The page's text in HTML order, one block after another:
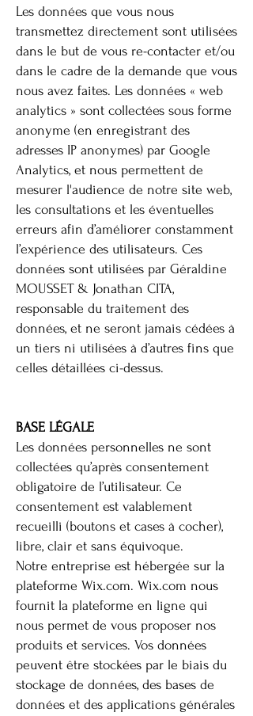
Les données que vous nous
transmettez directement sont utilisées
dans le but de vous re-contacter et/ou
dans le cadre de la demande que vous
nous avez faites. Les données « web
analytics » sont collectées sous forme
anonyme (en enregistrant des
adresses IP anonymes) par Google
Analytics, et nous permettent de
mesurer l'audience de notre site web,
les consultations et les éventuelles
erreurs afin d’améliorer constamment
l’expérience des utilisateurs. Ces
données sont utilisées par Géraldine
MOUSSET & Jonathan CITA,
responsable du traitement des
données, et ne seront jamais cédées à
un tiers ni utilisées à d’autres fins que
celles détaillées ci-dessus.
BASE LÉGALE
Les données personnelles ne sont
collectées qu’après consentement
obligatoire de l’utilisateur. Ce
consentement est valablement
recueilli (boutons et cases à cocher),
libre, clair et sans équivoque.
Notre entreprise est hébergée sur la
plateforme Wix.com. Wix.com nous
fournit la plateforme en ligne qui
nous permet de vous proposer nos
produits et services. Vos données
peuvent être stockées par le biais du
stockage de données, des bases de
données et des applications générales